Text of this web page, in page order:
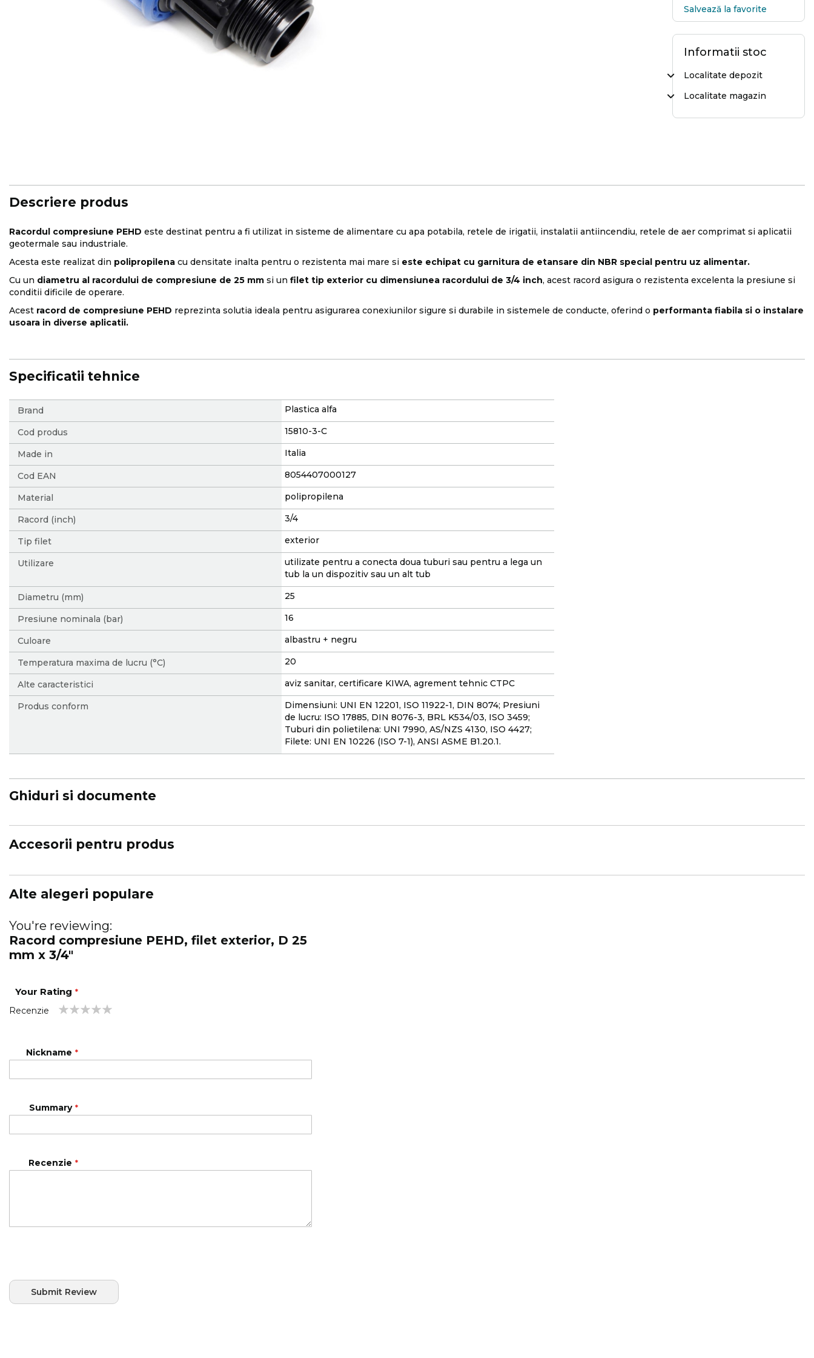
images
gallery
Salvează la favorite
Informatii stoc
Localitate depozit
Localitate magazin
Descriere produs
Racordul compresiune PEHD este destinat pentru a fi utilizat in sisteme de alimentare cu apa potabila, retele de irigatii, instalatii antiincendiu, retele de aer comprimat si aplicatii
geotermale sau industriale.
Acesta este realizat din polipropilena cu densitate inalta pentru o rezistenta mai mare si este echipat cu garnitura de etansare din NBR special pentru uz alimentar.
Cu un diametru al racordului de compresiune de 25 mm si un filet tip exterior cu dimensiunea racordului de 3/4 inch, acest racord asigura o rezistenta excelenta la presiune si
conditii dificile de operare.
Acest racord de compresiune PEHD reprezinta solutia ideala pentru asigurarea conexiunilor sigure si durabile in sistemele de conducte, oferind o performanta fiabila si o instalare
usoara in diverse aplicatii.
Specificatii tehnice
More
Information
Brand Plastica alfa
Cod produs 15810-3-C
Made in Italia
Cod EAN 8054407000127
Material polipropilena
Racord (inch) 3/4
Tip filet exterior
Utilizare
utilizate pentru a conecta doua tuburi sau pentru a lega un
tub la un dispozitiv sau un alt tub
Diametru (mm) 25
Presiune nominala (bar) 16
Culoare albastru + negru
Temperatura maxima de lucru (°C) 20
Alte caracteristici aviz sanitar, certificare KIWA, agrement tehnic CTPC
Produs conform
Dimensiuni: UNI EN 12201, ISO 11922-1, DIN 8074; Presiuni
de lucru: ISO 17885, DIN 8076-3, BRL K534/03, ISO 3459;
Tuburi din polietilena: UNI 7990, AS/NZS 4130, ISO 4427;
Filete: UNI EN 10226 (ISO 7-1), ANSI ASME B1.20.1.
Ghiduri si documente
Accesorii pentru produs
Alte alegeri populare
You're reviewing:
Racord compresiune PEHD, filet exterior, D 25
mm x 3/4"
Your Rating
Recenzie
Nickname
Summary
Recenzie
Submit Review